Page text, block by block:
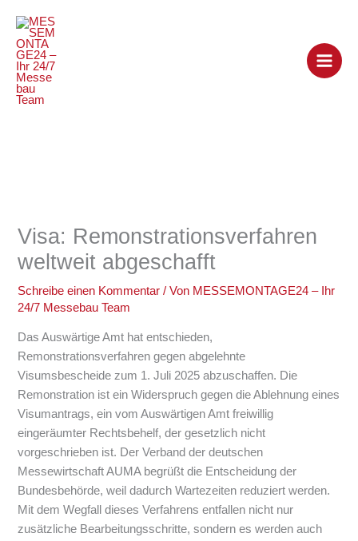
Inhalt
springen
Visa: Remonstrationsverfahren
weltweit abgeschafft
Schreibe einen Kommentar / Von MESSEMONTAGE24 – Ihr
24/7 Messebau Team
Das Auswärtige Amt hat entschieden,
Remonstrationsverfahren gegen abgelehnte
Visumsbescheide zum 1. Juli 2025 abzuschaffen. Die
Remonstration ist ein Widerspruch gegen die Ablehnung eines
Visumantrags, ein vom Auswärtigen Amt freiwillig
eingeräumter Rechtsbehelf, der gesetzlich nicht
vorgeschrieben ist. Der Verband der deutschen
Messewirtschaft AUMA begrüßt die Entscheidung der
Bundesbehörde, weil dadurch Wartezeiten reduziert werden.
Mit dem Wegfall dieses Verfahrens entfallen nicht nur
zusätzliche Bearbeitungsschritte, sondern es werden auch